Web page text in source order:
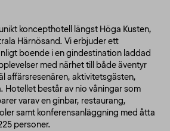
koncepthotell längst Höga Kusten,
Härnösand. Vi erbjuder ett
boende i en gindestination laddad
med närhet till både äventyr
affärsresenären, aktivitetsgästen,
Hotellet består av nio våningar som
varav en ginbar, restaurang,
samt konferensanläggning med åtta
personer.